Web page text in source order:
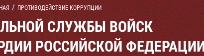
ПРОТИВОДЕЙСТВИЕ КОРРУПЦИИ
СЛУЖБЫ ВОЙСК
РОССИЙСКОЙ